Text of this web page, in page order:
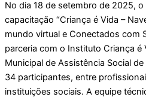
No dia 18 de setembro de 2025,
capacitação “Criança é Vida –
mundo virtual e Conectados com
parceria com o Instituto Criança é
Municipal de Assistência Social
34 participantes, entre
instituições sociais. A equipe